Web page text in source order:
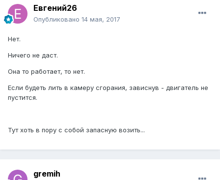
Евгений26
Опубликовано 14 мая, 2017
Нет.
Ничего не даст.
Она то работает, то нет.
Если будеть лить в камеру сгорания, зависнув - двигатель не
пустится.
Тут хоть в пору с собой запасную возить...
gremih